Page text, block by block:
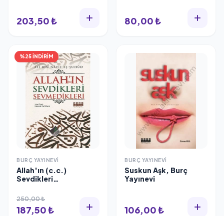
203,50 ₺ 80,00 ₺
%25 İNDİRİM
BURÇ YAYINEVI
Allah'ın (c.c.)
Sevdikleri
Nayif Eş-Şuhud
250,00 ₺
187,50 ₺
BURÇ YAYINEVI
Suskun Aşk, Burç
Yayınevi
106,00 ₺